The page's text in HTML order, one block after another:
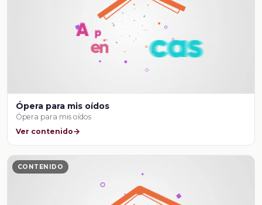
Ópera para mis oídos
Ópera para mis oídos
Ver contenido
CONTENIDO